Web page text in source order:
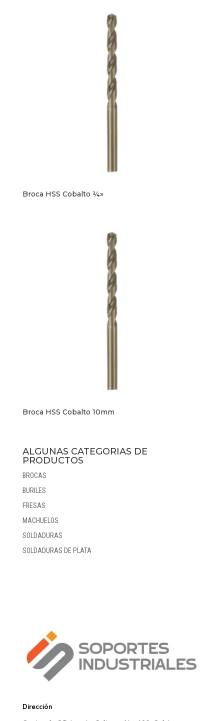
Broca HSS Cobalto ¼»
Broca HSS Cobalto 10mm
ALGUNAS CATEGORIAS DE
PRODUCTOS
BROCAS
BURILES
FRESAS
MACHUELOS
SOLDADURAS
SOLDADURAS DE PLATA
Dirección